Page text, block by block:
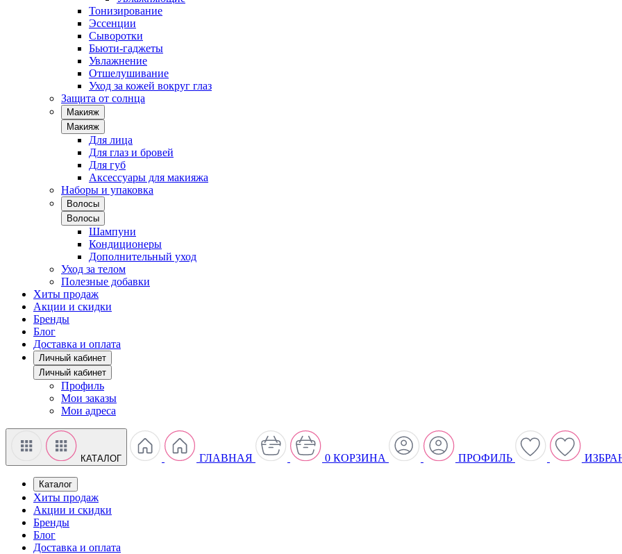
Тонизирование
Эссенции
Сыворотки
Бьюти-гаджеты
Увлажнение
Отшелушивание
Уход за кожей вокруг глаз
Защита от солнца
Макияж
Макияж
Для лица
Для глаз и бровей
Для губ
Аксессуары для макияжа
Наборы и упаковка
Волосы
Волосы
Шампуни
Кондиционеры
Дополнительный уход
Уход за телом
Полезные добавки
Хиты продаж
Акции и скидки
Бренды
Блог
Доставка и оплата
Личный кабинет
Личный кабинет
Профиль
Мои заказы
Мои адреса
КАТАЛОГ ГЛАВНАЯ 0 КОРЗИНА ПРОФИЛЬ
Каталог
Хиты продаж
Акции и скидки
Бренды
Блог
Доставка и оплата